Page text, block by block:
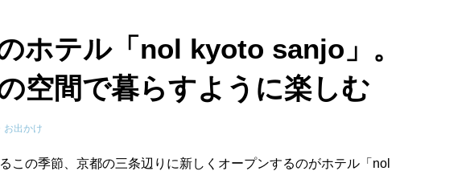
ホテル「nol kyoto sanjo」。
空間で暮らすように楽しむ
お出かけ
この季節、京都の三条辺りに新しくオープンするのがホテル「nol